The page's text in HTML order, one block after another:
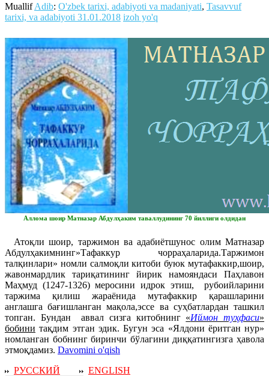
MuallifAdib: O'zbek tarixi, adabiyoti va madaniyati, Tasavvuf
tarixi, va adabiyoti 31.01.2018 izoh yo'q
Аллома шоир Матназар Абдулҳаким таваллудининг 70 йиллиги олдидан
Атоқли шоир, таржимон ва адабиётшунос олим Матназар
Абдулҳакимнинг»Тафаккур чорраҳаларида.Таржимон
талқинлари» номли салмоқли китоби буюк мутафаккир,шоир,
жавонмардлик тариқатининг йирик намояндаси Паҳлавон
Маҳмуд (1247-1326) меросини идрок этиш, рубоийларини
таржима қилиш жараёнида мутафаккир қарашларини
англашга бағишланган мақола,эссе ва суҳбатлардан ташкил
топган. Бундан аввал сизга китобнинг «Иймон туҳфаси»
бобини тақдим этган эдик. Бугун эса «Ялдони ёритган нур»
номланган бобнинг биринчи бўлагини диққатингизга ҳавола
этмоқдамиз. Davomini o'qish
РУССКИЙ
ENGLISH